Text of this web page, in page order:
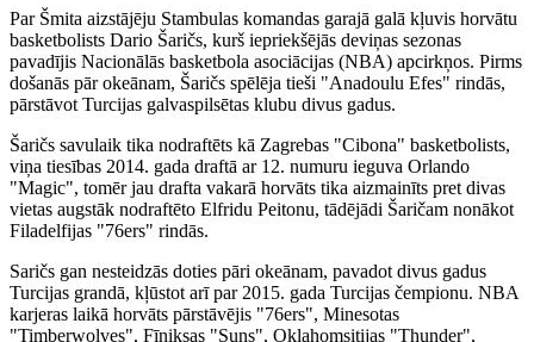
Par Šmita aizstājēju Stambulas komandas garajā galā kļuvis horvātu
basketbolists Dario Šaričs, kurš iepriekšējās deviņas sezonas
pavadījis Nacionālās basketbola asociācijas (NBA) apcirkņos. Pirms
došanās pār okeānam, Šaričs spēlēja tieši "Anadoulu Efes" rindās,
pārstāvot Turcijas galvaspilsētas klubu divus gadus.
Šaričs savulaik tika nodraftēts kā Zagrebas "Cibona" basketbolists,
viņa tiesības 2014. gada draftā ar 12. numuru ieguva Orlando
"Magic", tomēr jau drafta vakarā horvāts tika aizmainīts pret divas
vietas augstāk nodraftēto Elfridu Peitonu, tādējādi Šaričam nonākot
Filadelfijas "76ers" rindās.
Saričs gan nesteidzās doties pāri okeānam, pavadot divus gadus
Turcijas grandā, kļūstot arī par 2015. gada Turcijas čempionu. NBA
karjeras laikā horvāts pārstāvējis "76ers", Minesotas
"Timberwolves", Fīniksas "Suns", Oklahomsitijas "Thunder",